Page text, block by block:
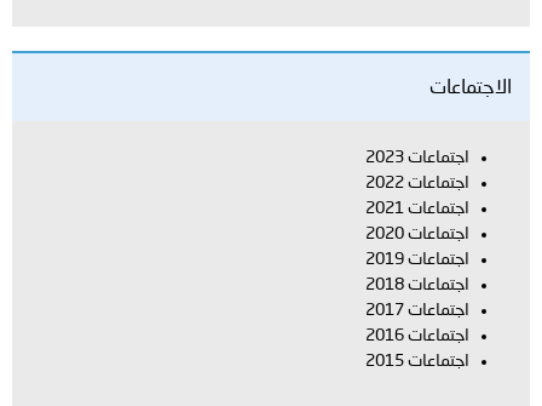
الاجتماعات
اجتماعات 2023
اجتماعات 2022
اجتماعات 2021
اجتماعات 2020
اجتماعات 2019
اجتماعات 2018
اجتماعات 2017
اجتماعات 2016
اجتماعات 2015